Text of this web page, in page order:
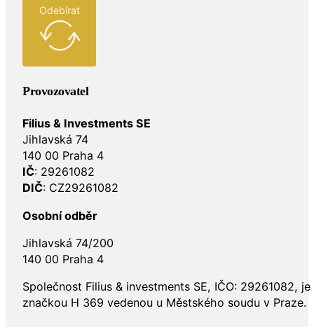
Odebírat
Provozovatel
Filius & Investments SE
Jihlavská 74
140 00 Praha 4
IČ: 29261082
DIČ: CZ29261082
Osobní odběr
Jihlavská 74/200
140 00 Praha 4
Společnost Filius & investments SE, IČO: 29261082,
značkou H 369 vedenou u Městského soudu v Praze.